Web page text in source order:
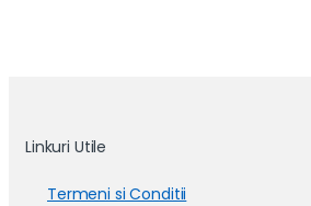
Linkuri Utile
Termeni si Conditii